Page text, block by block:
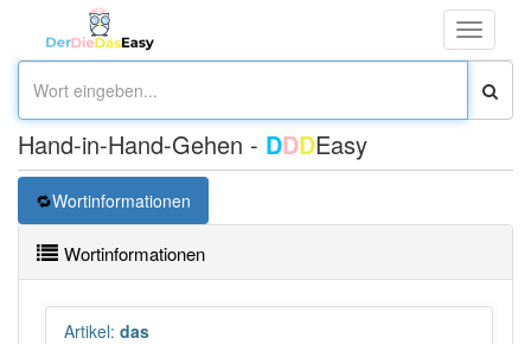
Toggle
Hand-in-Hand-Gehen - DDDEasy
Wortinformationen
Wortinformationen
Artikel: das